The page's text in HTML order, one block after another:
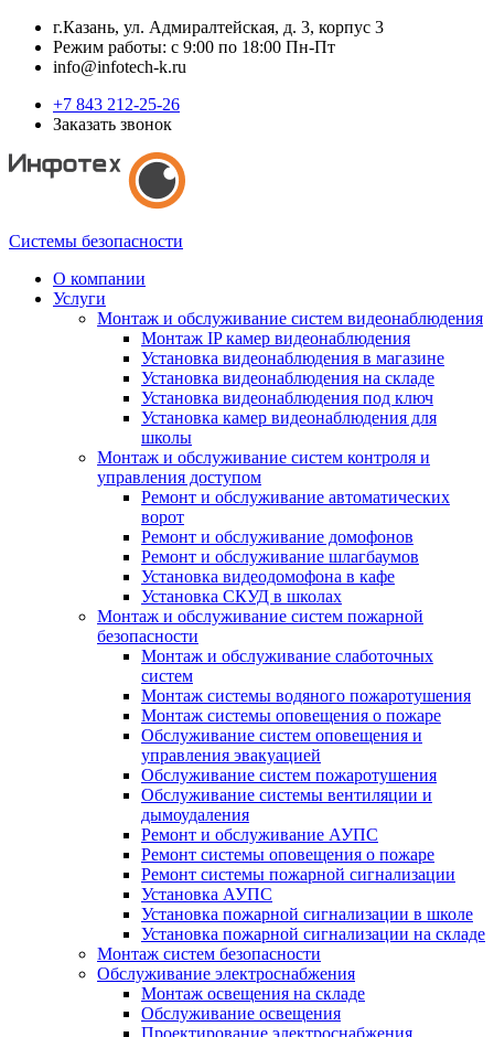
г.Казань, ул. Адмиралтейская, д. 3, корпус 3
Режим работы: с 9:00 по 18:00 Пн-Пт
info@infotech-k.ru
+7 843 212-25-26
Заказать звонок
Системы безопасности
О компании
Услуги
Монтаж и обслуживание систем видеонаблюдения
Монтаж IP камер видеонаблюдения
Установка видеонаблюдения в магазине
Установка видеонаблюдения на складе
Установка видеонаблюдения под ключ
Установка камер видеонаблюдения для
школы
Монтаж и обслуживание систем контроля и
управления доступом
Ремонт и обслуживание автоматических
ворот
Ремонт и обслуживание домофонов
Ремонт и обслуживание шлагбаумов
Установка видеодомофона в кафе
Установка СКУД в школах
Монтаж и обслуживание систем пожарной
безопасности
Монтаж и обслуживание слаботочных
систем
Монтаж системы водяного пожаротушения
Монтаж системы оповещения о пожаре
Обслуживание систем оповещения и
управления эвакуацией
Обслуживание систем пожаротушения
Обслуживание системы вентиляции и
дымоудаления
Ремонт и обслуживание АУПС
Ремонт системы оповещения о пожаре
Ремонт системы пожарной сигнализации
Установка АУПС
Установка пожарной сигнализации в школе
Установка пожарной сигнализации на складе
Монтаж систем безопасности
Обслуживание электроснабжения
Монтаж освещения на складе
Обслуживание освещения
Проектирование электроснабжения